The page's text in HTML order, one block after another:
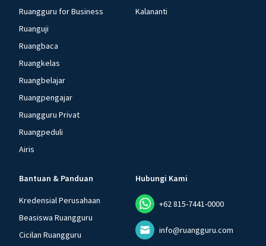
Ruangguru for Business
Ruanguji
Ruangbaca
Ruangkelas
Ruangbelajar
Ruangpengajar
Ruangguru Privat
Ruangpeduli
Airis
Kalananti
Bantuan & Panduan
Kredensial Perusahaan
Beasiswa Ruangguru
Cicilan Ruangguru
Hubungi Kami
+62 815-7441-0000
info@ruangguru.com